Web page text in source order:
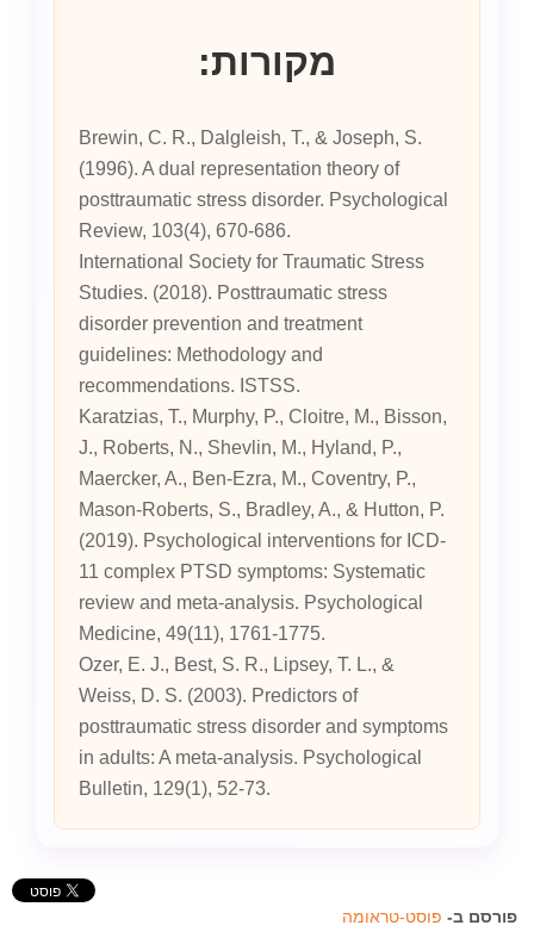
מקורות:
Brewin, C. R., Dalgleish, T., & Joseph, S.
(1996). A dual representation theory of
posttraumatic stress disorder. Psychological
Review, 103(4), 670-686.
International Society for Traumatic Stress
Studies. (2018). Posttraumatic stress
disorder prevention and treatment
guidelines: Methodology and
recommendations. ISTSS.
Karatzias, T., Murphy, P., Cloitre, M., Bisson,
J., Roberts, N., Shevlin, M., Hyland, P.,
Maercker, A., Ben-Ezra, M., Coventry, P.,
Mason-Roberts, S., Bradley, A., & Hutton, P.
(2019). Psychological interventions for ICD-
11 complex PTSD symptoms: Systematic
review and meta-analysis. Psychological
Medicine, 49(11), 1761-1775.
Ozer, E. J., Best, S. R., Lipsey, T. L., &
Weiss, D. S. (2003). Predictors of
posttraumatic stress disorder and symptoms
in adults: A meta-analysis. Psychological
Bulletin, 129(1), 52-73.
פורסם ב- פוסט-טראומה